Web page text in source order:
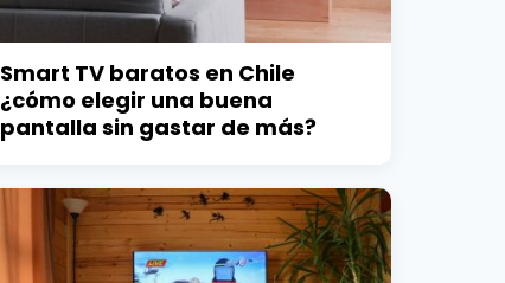
Smart TV baratos en Chile
¿cómo elegir una buena
pantalla sin gastar de más?